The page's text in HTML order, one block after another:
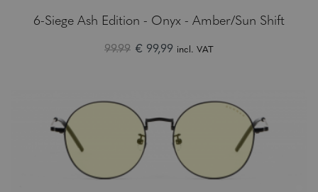
6-Siege Ash Edition - Onyx - Amber/Sun Shift
99.99 € 99,99 incl. VAT